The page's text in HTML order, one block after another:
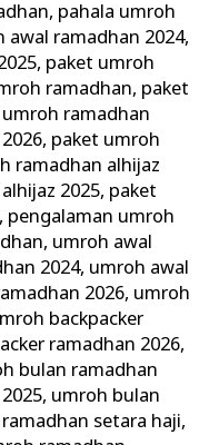
, pahala umroh
awal ramadhan 2024,
, paket umroh
ramadhan, paket
ramadhan
, paket umroh
ramadhan alhijaz
2025, paket
, pengalaman umroh
, umroh awal
2024, umroh awal
2026, umroh
backpacker
ramadhan 2026,
bulan ramadhan
, umroh bulan
setara haji,